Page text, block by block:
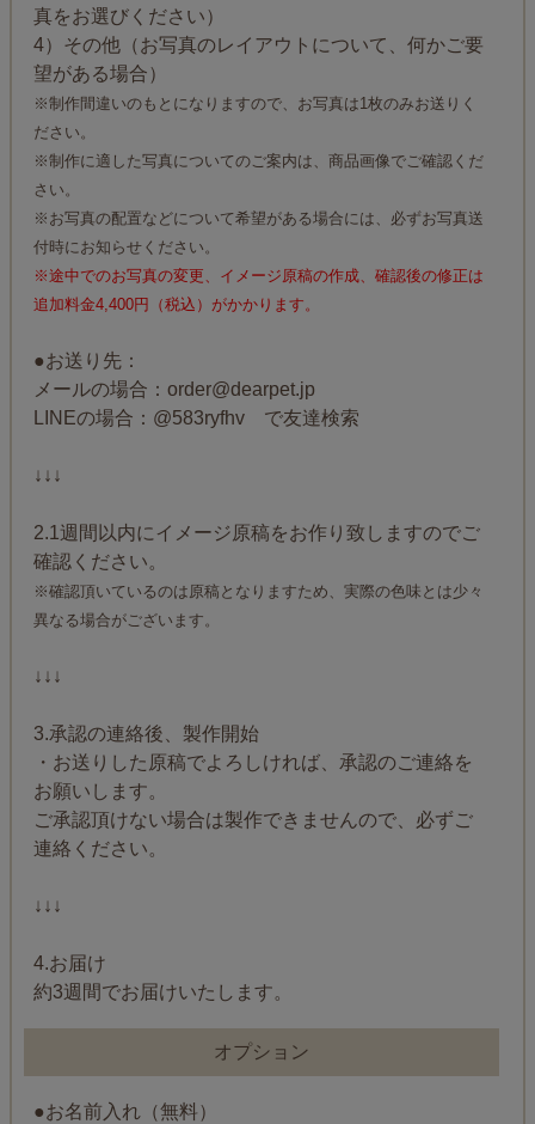
真をお選びください）
4）その他（お写真のレイアウトについて、何かご要
望がある場合）
※制作間違いのもとになりますので、お写真は1枚のみお送りく
ださい。
※制作に適した写真についてのご案内は、商品画像でご確認くだ
さい。
※お写真の配置などについて希望がある場合には、必ずお写真送
付時にお知らせください。
※途中でのお写真の変更、イメージ原稿の作成、確認後の修正は
追加料金4,400円（税込）がかかります。
●お送り先：
メールの場合：order@dearpet.jp
LINEの場合：@583ryfhv で友達検索
↓↓↓
2.1週間以内にイメージ原稿をお作り致しますのでご
確認ください。
※確認頂いているのは原稿となりますため、実際の色味とは少々
異なる場合がございます。
↓↓↓
3.承認の連絡後、製作開始
・お送りした原稿でよろしければ、承認のご連絡を
お願いします。
ご承認頂けない場合は製作できませんので、必ずご
連絡ください。
↓↓↓
4.お届け
約3週間でお届けいたします。
オプション
●お名前入れ（無料）